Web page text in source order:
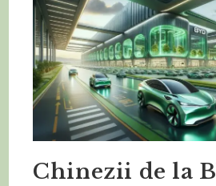
Chinezii de la